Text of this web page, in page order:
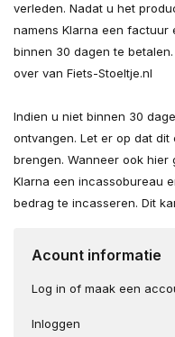
verleden. Nadat u het
namens Klarna een factuur
binnen 30 dagen te
over van Fiets-Stoeltje.nl
Indien u niet binnen 30
ontvangen. Let er op dat
brengen. Wanneer ook
Klarna een incassobureau
bedrag te incasseren. Dit
Acount informatie
Log in of maak een
Inloggen